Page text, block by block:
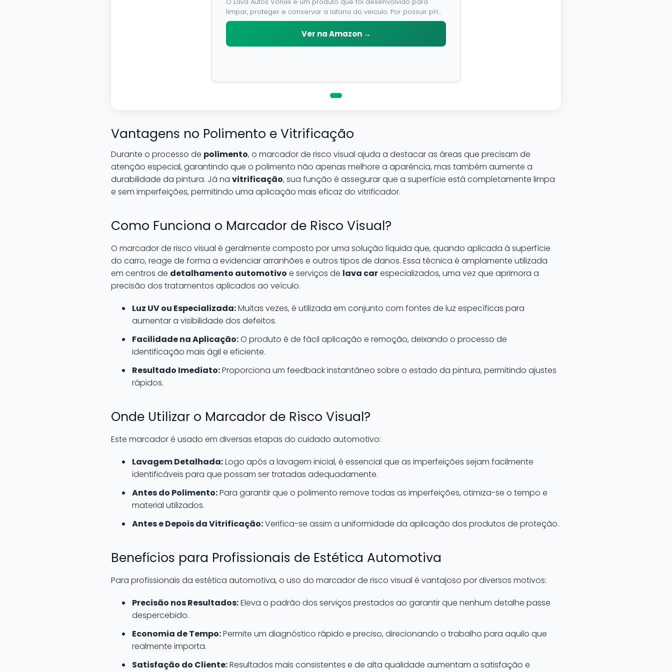
limpar, proteger e conservar a lataria do veiculo. Por possuir pH
neutro, pode ser aplicado em qualquer superficie sem correr o
Ver na Amazon →
Vantagens no Polimento e Vitrificação
Durante o processo de polimento, o marcador de risco visual ajuda a destacar as áreas que precisam de
atenção especial, garantindo que o polimento não apenas melhore a aparência, mas também aumente a
durabilidade da pintura. Já na vitrificação, sua função é assegurar que a superfície está completamente limpa
e sem imperfeições, permitindo uma aplicação mais eficaz do vitrificador.
Como Funciona o Marcador de Risco Visual?
O marcador de risco visual é geralmente composto por uma solução líquida que, quando aplicada à superfície
do carro, reage de forma a evidenciar arranhões e outros tipos de danos. Essa técnica é amplamente utilizada
em centros de detalhamento automotivo e serviços de lava carespecializados, uma vez que aprimora a
precisão dos tratamentos aplicados ao veículo.
Luz UV ou Especializada:Muitas vezes, é utilizada em conjunto com fontes de luz específicas para
aumentar a visibilidade dos defeitos.
Facilidade na Aplicação:O produto é de fácil aplicação e remoção, deixando o processo de
identificação mais ágil e eficiente.
Resultado Imediato:Proporciona um feedback instantâneo sobre o estado da pintura, permitindo ajustes
rápidos.
Onde Utilizar o Marcador de Risco Visual?
Este marcador é usado em diversas etapas do cuidado automotivo:
Lavagem Detalhada:Logo após a lavagem inicial, é essencial que as imperfeições sejam facilmente
identificáveis para que possam ser tratadas adequadamente.
Antes do Polimento:Para garantir que o polimento remove todas as imperfeições, otimiza-se o tempo e
material utilizados.
Antes e Depois da Vitrificação:Verifica-se assim a uniformidade da aplicação dos produtos de proteção.
Benefícios para Profissionais de Estética Automotiva
Para profissionais da estética automotiva, o uso do marcador de risco visual é vantajoso por diversos motivos:
Precisão nos Resultados:Eleva o padrão dos serviços prestados ao garantir que nenhum detalhe passe
despercebido.
Economia de Tempo:Permite um diagnóstico rápido e preciso, direcionando o trabalho para aquilo que
realmente importa.
Satisfação do Cliente:Resultados mais consistentes e de alta qualidade aumentam a satisfação e